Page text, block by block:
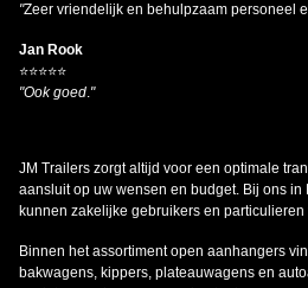
"Zeer vriendelijk en behulpzaam personeel
Jan Rook
⭐⭐⭐⭐⭐
"Ook goed."
JM Trailers zorgt altijd voor een optimale
aansluit op uw wensen en budget. Bij ons
kunnen zakelijke gebruikers en particulieren
Binnen het assortiment open aanhangers
bakwagens, kippers, plateauwagens en